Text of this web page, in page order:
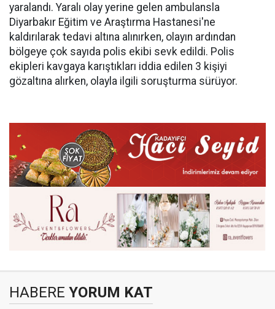
yaralandı. Yaralı olay yerine gelen ambulansla
Diyarbakır Eğitim ve Araştırma Hastanesi'ne
kaldırılarak tedavi altına alınırken, olayın ardından
bölgeye çok sayıda polis ekibi sevk edildi. Polis
ekipleri kavgaya karıştıkları iddia edilen 3 kişiyi
gözaltına alırken, olayla ilgili soruşturma sürüyor.
HABERE YORUM KAT